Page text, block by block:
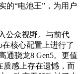
的“电池王”，为用户
公众视野。与前代
在核心配置上进行了
通骁龙8 Gen5。更值
质感上存在遗憾，而